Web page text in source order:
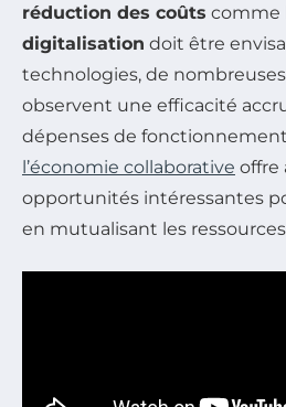
réduction des coûts comme
digitalisation doit être
technologies, de
observent une efficacité
dépenses de fonctionnement.
l’économie collaborative offre
opportunités intéressantes
en mutualisant les